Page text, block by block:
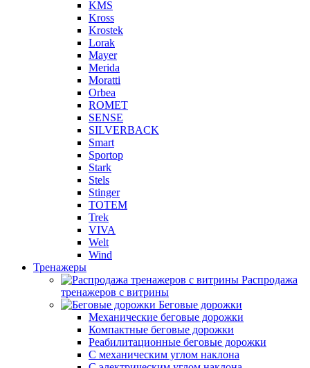
KMS
Kross
Krostek
Lorak
Mayer
Merida
Moratti
Orbea
ROMET
SENSE
SILVERBACK
Smart
Sportop
Stark
Stels
Stinger
TOTEM
Trek
VIVA
Welt
Wind
Тренажеры
Распродажа
тренажеров с витрины
Беговые дорожки
Механические беговые дорожки
Компактные беговые дорожки
Реабилитационные беговые дорожки
С механическим углом наклона